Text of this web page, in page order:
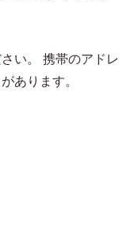
い。 携帯のアドレ
あります。